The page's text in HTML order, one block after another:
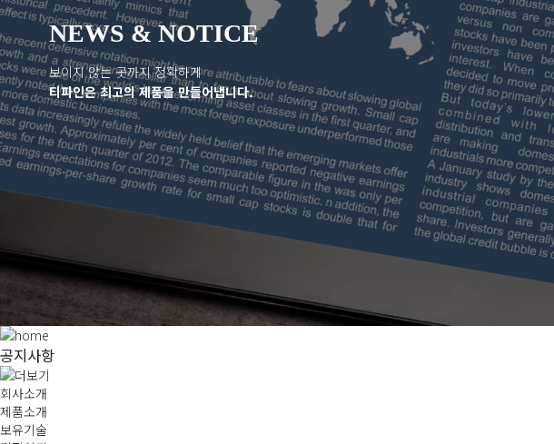
NEWS & NOTICE
보이지 않는 곳까지 정확하게
티파인은 최고의 제품을 만들어냅니다.
공지사항
회사소개
제품소개
보유기술